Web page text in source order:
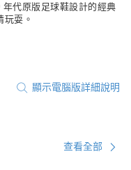
代原版足球鞋設計的經典
玩耍。
顯示電腦版詳細說明
查看全部